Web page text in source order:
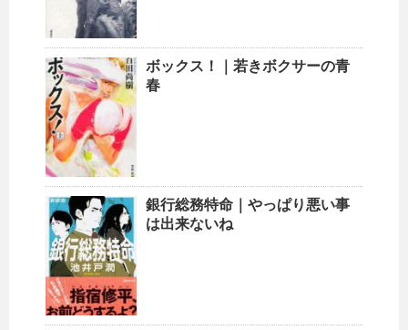
ボックス！｜若きボクサーの青
春
銀行総務特命｜やっぱり悪い事
は出来ないね